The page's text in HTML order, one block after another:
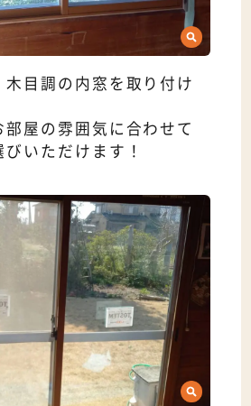
目調の内窓を取り付け
屋の雰囲気に合わせて
いただけます！